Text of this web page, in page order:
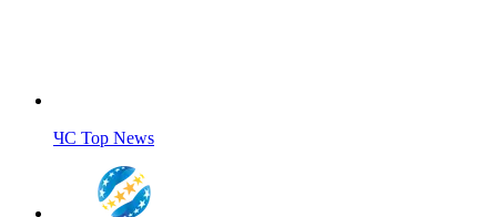
ЧС Top News